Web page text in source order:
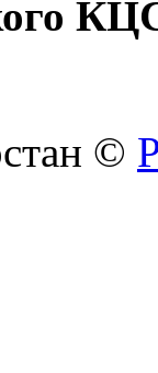
©